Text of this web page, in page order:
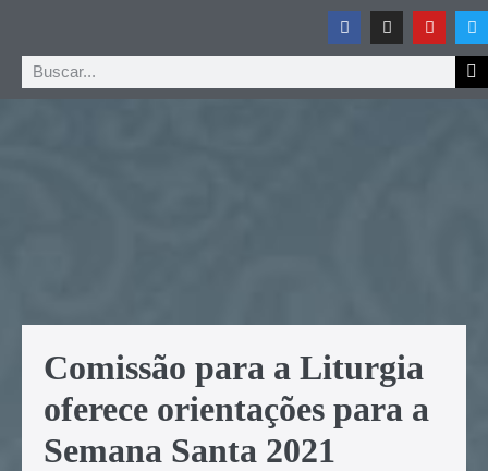
Comissão para a Liturgia
oferece orientações para a
Semana Santa 2021